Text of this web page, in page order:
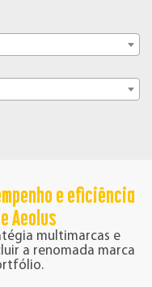
e eficiência
Aeolus
multimarcas e
a renomada marca